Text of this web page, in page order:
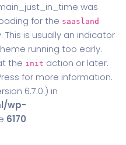
was
for the saasland
is usually an indicator
running too early.
the init action or later.
for more information.
6.7.0.) in
wp-
6170